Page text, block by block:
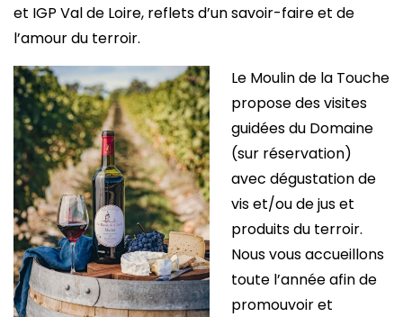
et IGP Val de Loire, reflets d’un savoir-faire et de
l’amour du terroir.
Le Moulin de la Touche
propose des visites
guidées du Domaine
(sur réservation)
avec dégustation de
vis et/ou de jus et
produits du terroir.
Nous vous accueillons
toute l’année afin de
promouvoir et